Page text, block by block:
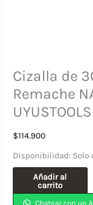
Cizalla de
Remache
UYUSTOOLS
$114.900
Disponibilidad: Solo
CizallaAñadir al
carrito
Chatear con un